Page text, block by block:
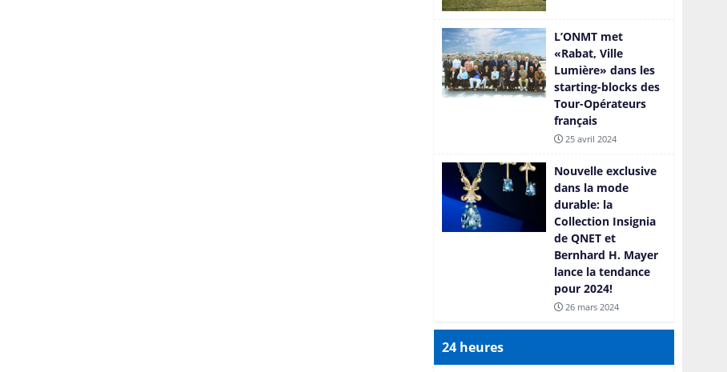
L’ONMT met
«Rabat, Ville
Lumière» dans les
starting-blocks des
Tour-Opérateurs
français
25 avril 2024
Nouvelle exclusive
dans la mode
durable: la
Collection Insignia
de QNET et
Bernhard H. Mayer
lance la tendance
pour 2024!
26 mars 2024
24 heures